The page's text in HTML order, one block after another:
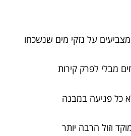
על נזקי מים שנשכחו
מבלי לפרק קירות
כל פגיעה במבנה
וזול הרבה יותר